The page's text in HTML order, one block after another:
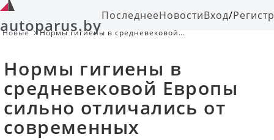
autoparus.byПоследнееНовостиВход/
Новые
Нормы гигиены в средневековой
Нормы гигиены в
средневековой Европы
сильно отличались от
современных